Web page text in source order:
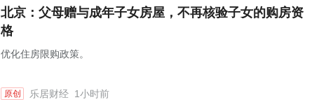
北京：父母赠与成年子女房屋，不再核验子女的购房资
格
优化住房限购政策。
原创 乐居财经 1小时前